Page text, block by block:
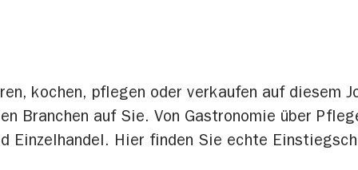
kochen, pflegen oder verkaufen auf diesem
Branchen auf Sie. Von Gastronomie über
Einzelhandel. Hier finden Sie echte